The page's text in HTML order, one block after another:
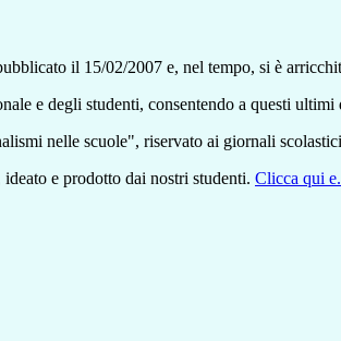
il 15/02/2007 e, nel tempo, si è
e degli studenti, consentendo a questi
nelle scuole", riservato ai giornali
e prodotto dai nostri studenti. Clicca qui